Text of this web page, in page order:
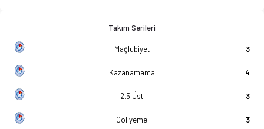
Takım Serileri
Mağlubiyet 3
Kazanamama 4
2.5 Üst 3
Gol yeme 3